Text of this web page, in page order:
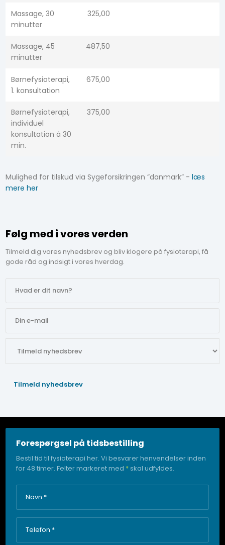
Massage, 30
minutter
325,00​
Massage, 45
minutter
487,50
Børnefysioterapi,
1. konsultation
675,00
Børnefysioterapi,
individuel
konsultation á 30
min.
375,00​
Mulighed for tilskud via Sygeforsikringen ”danmark” - læs
mere her
Følg med i vores verden
Tilmeld dig vores nyhedsbrev og bliv klogere på fysioterapi, få
gode råd og indsigt i vores hverdag.
Forespørgsel på tidsbestilling
Bestil tid til fysioterapi her. Vi besvarer henvendelser inden
for 48 timer. Felter markeret med * skal udfyldes.